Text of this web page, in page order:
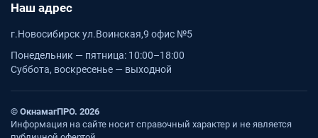
Наш адрес
г.Новосибирск ул.Воинская,9 офис №5
Понедельник — пятница: 10:00–18:00
Суббота, воскресенье — выходной
© ОкнамагПРО. 2026
Информация на сайте носит справочный характер и не является